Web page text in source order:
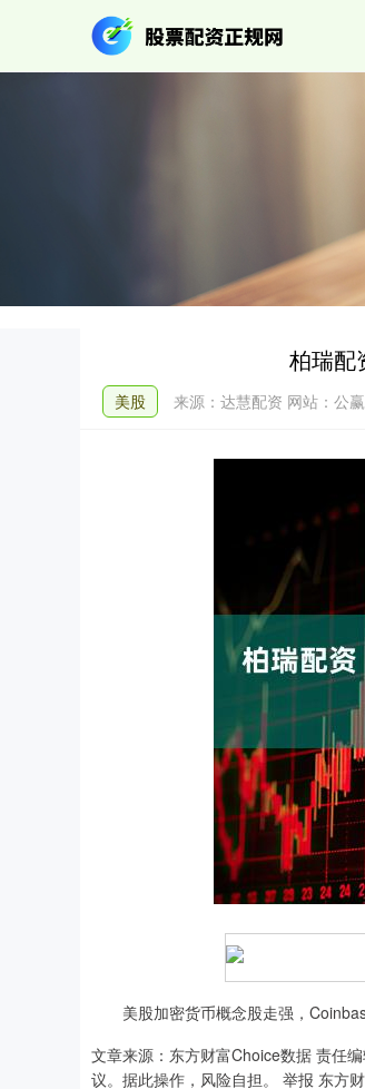
柏瑞配
美股 来源：达慧配资 网站：公
美股加密货币概念股走强，
文章来源：东方财富Choice数据 责任
议。据此操作，风险自担。 举报 东方